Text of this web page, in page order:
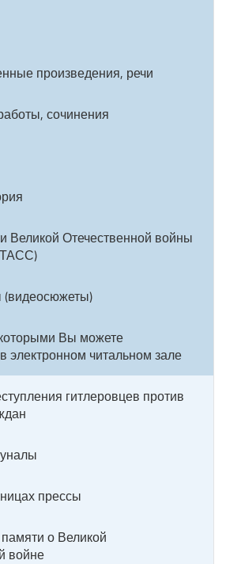
произведения, речи
сочинения
Великой Отечественной войны
ТАСС)
Вы можете
электронном читальном зале
гитлеровцев против
прессы
о Великой
войне